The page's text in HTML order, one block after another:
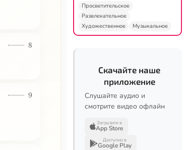
8
9
Просветительское
Развлекательное
Художественное
Музыкальное
Скачайте наше
приложение
Слушайте аудио и
смотрите видео офлайн
Загрузите в
App Store
Доступно в
Google Play